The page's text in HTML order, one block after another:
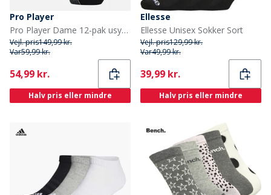
Pro Player
Pro Player Dame 12-pak usynlige sokker Sort/Blå
Vejl. pris149,99 kr.
Var59,99 kr.
Current
54,99 kr.
Halv pris eller mindre
Ellesse
Ellesse Unisex Sokker Sort
Vejl. pris129,99 kr.
Var49,99 kr.
Current
39,99 kr.
Halv pris eller mindre